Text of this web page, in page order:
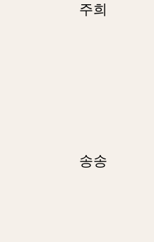
주희
송송